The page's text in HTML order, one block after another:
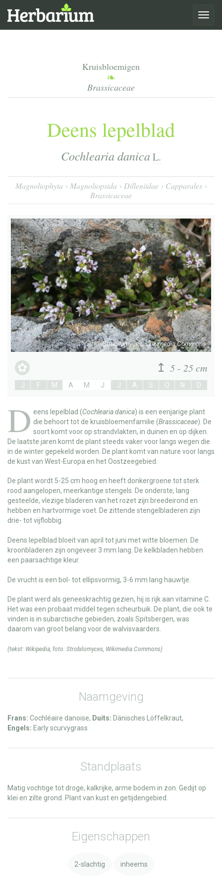
Toggle
Kruisbloemigen
Brassicaceae
Deens lepelblad
Cochlearia danica L.
Magnoliophyta Magnoliopsida Dilleniidae
Capparales
Brassicaceae
Strobilomyces, Wikimedia Commons
5 - 25 cm
J F M A M J J A S O N D
D eens lepelblad (Cochlearia danica) is een eenjarige plant
die behoort tot de kruisbloemenfamilie (Brassicaceae). De
soort komt voor op strandvlakten, in duinen en op dijken.
De laatste jaren komt de plant steeds vaker voor langs wegen die
in de winter gepekeld worden. De plant komt van nature voor langs
de kust van West-Europa en het Oostzeegebied.
De plant wordt 5-25 cm hoog en heeft donkergroene tot sterk
rood aangelopen, meerkantige stengels. De onderste, lang
gesteelde, vlezige bladeren van het rozet zijn breedeirond en
hebben en hartvormige voet. De zittende stengelbladeren zijn
drie- tot vijflobbig.
Deens lepelblad bloeit van april tot juni met witte bloemen. De
kroonbladeren zijn ongeveer 3 mm lang. De kelkbladen hebben
een paarsachtige kleur.
De vrucht is een bol- tot ellipsvormig, 3-6 mm lang hauwtje.
De plant werd als geneeskrachtig gezien, hij is rijk aan vitamine C.
Het was een probaat middel tegen scheurbuik. De plant, die ook te
vinden is in subarctische gebieden, zoals Spitsbergen, was
daarom van groot belang voor de walvisvaarders.
(tekst: Wikipedia, foto: Strobilomyces, Wikimedia Commons)
Naamgeving
Frans: Cochléaire danoise, Duits: Dänisches Löffelkraut,
Engels: Early scurvygrass
Standplaats
Matig vochtige tot droge, kalkrijke, arme bodem in zon. Gedijt op
klei en zilte grond. Plant van kust en getijdengebied.
Eigenschappen
2-slachtig inheems